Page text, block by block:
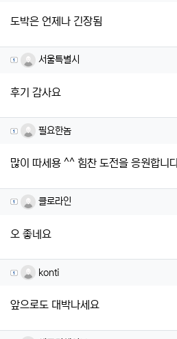
도박은 언제나 긴장됨
서울특별시님의 댓글
서울특별시
후기 감사요
필요한놈님의 댓글
필요한놈
많이 따세용 ^^ 힘찬 도전을 응원합니
클로라인님의 댓글
클로라인
오 좋네요
konti님의 댓글
konti
앞으로도 대박나세요